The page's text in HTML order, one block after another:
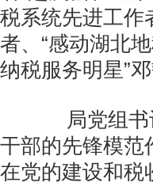
税系统先进工作
者、“感动湖北
纳税服务明星”
局党组书
干部的先锋模范
在党的建设和税